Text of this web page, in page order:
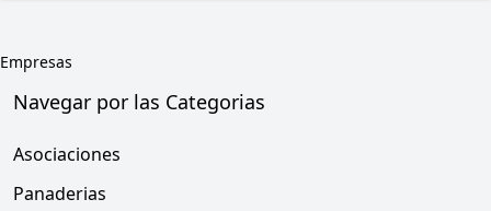
Empresas
Navegar por las Categorias
Asociaciones
Panaderias